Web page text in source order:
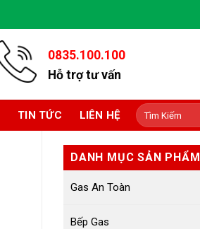
0835.100.100
Hỗ trợ tư vấn
TIN TỨC LIÊN HỆ
Tìm
kiếm:
DANH MỤC SẢN PHẨM
Gas An Toàn
Bếp Gas